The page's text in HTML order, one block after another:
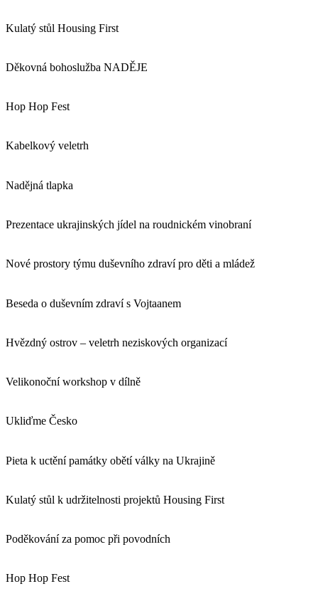
Kulatý stůl Housing First
Děkovná bohoslužba NADĚJE
Hop Hop Fest
Kabelkový veletrh
Nadějná tlapka
Prezentace ukrajinských jídel na roudnickém vinobraní
Nové prostory týmu duševního zdraví pro děti a mládež
Beseda o duševním zdraví s Vojtaanem
Hvězdný ostrov – veletrh neziskových organizací
Velikonoční workshop v dílně
Ukliďme Česko
Pieta k uctění památky obětí války na Ukrajině
Kulatý stůl k udržitelnosti projektů Housing First
Poděkování za pomoc při povodních
Hop Hop Fest